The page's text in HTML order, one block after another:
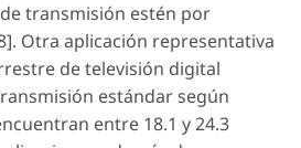
transmisión estén por
Otra aplicación representativa
de televisión digital
estándar según
entre 18.1 y 24.3